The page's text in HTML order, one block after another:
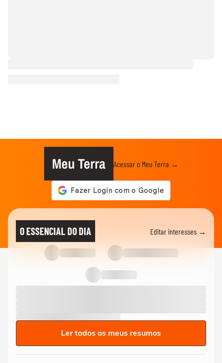
Meu Terra Acessar o Meu Terra →
O ESSENCIAL DO DIA Editar interesses →
Ler todos os meus resumos